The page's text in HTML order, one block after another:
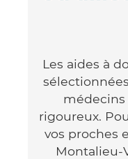
Les aides à
médecins
rigoureux.
vos proches
Montalieu-